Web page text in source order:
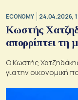
ECONOMY 24.04.2026,
Κωστής
απορρίπτει
Ο Κωστής
για την οικονομική